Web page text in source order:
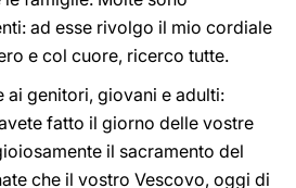
ad esse rivolgo il mio cordiale
e col cuore, ricerco tutte.
ai genitori, giovani e adulti:
fatto il giorno delle vostre
il sacramento del
che il vostro Vescovo, oggi di